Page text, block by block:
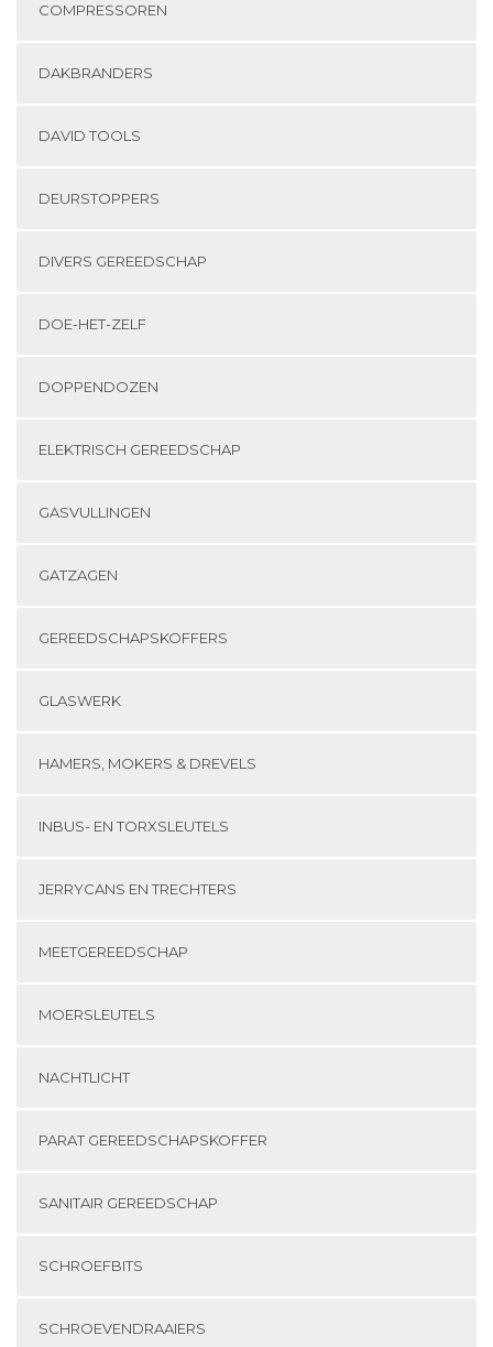
COMPRESSOREN
DAKBRANDERS
DAVID TOOLS
DEURSTOPPERS
DIVERS GEREEDSCHAP
DOE-HET-ZELF
DOPPENDOZEN
ELEKTRISCH GEREEDSCHAP
GASVULLINGEN
GATZAGEN
GEREEDSCHAPSKOFFERS
GLASWERK
HAMERS, MOKERS & DREVELS
INBUS- EN TORXSLEUTELS
JERRYCANS EN TRECHTERS
MEETGEREEDSCHAP
MOERSLEUTELS
NACHTLICHT
PARAT GEREEDSCHAPSKOFFER
SANITAIR GEREEDSCHAP
SCHROEFBITS
SCHROEVENDRAAIERS